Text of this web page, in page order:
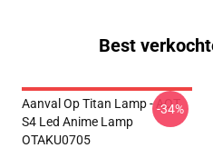
Best
Aanval Op Titan Lamp - AOT
S4 Led Anime Lamp
OTAKU0705
-34%